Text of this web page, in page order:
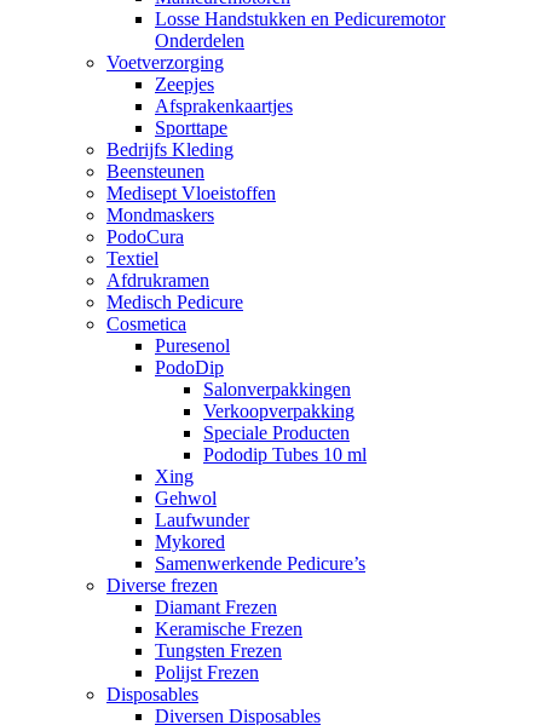
Losse Handstukken en Pedicuremotor
Onderdelen
Voetverzorging
Zeepjes
Afsprakenkaartjes
Sporttape
Bedrijfs Kleding
Beensteunen
Medisept Vloeistoffen
Mondmaskers
PodoCura
Textiel
Afdrukramen
Medisch Pedicure
Cosmetica
Puresenol
PodoDip
Salonverpakkingen
Verkoopverpakking
Speciale Producten
Pododip Tubes 10 ml
Xing
Gehwol
Laufwunder
Mykored
Samenwerkende Pedicure’s
Diverse frezen
Diamant Frezen
Keramische Frezen
Tungsten Frezen
Polijst Frezen
Disposables
Diversen Disposables